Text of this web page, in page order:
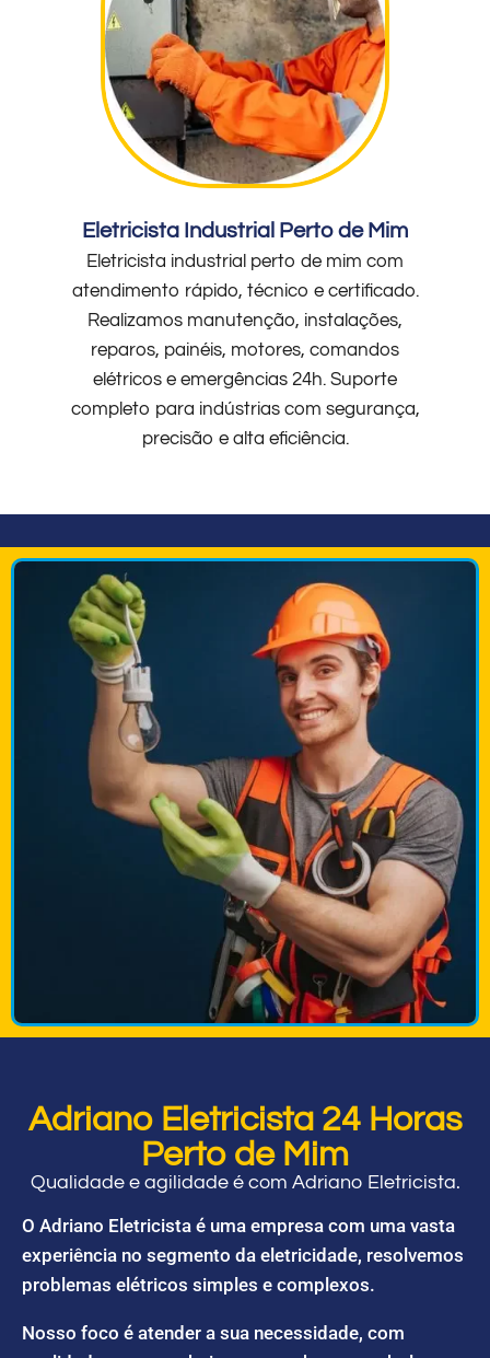
Eletricista Industrial Perto de Mim
Eletricista industrial perto de mim com
atendimento rápido, técnico e certificado.
Realizamos manutenção, instalações,
reparos, painéis, motores, comandos
elétricos e emergências 24h. Suporte
completo para indústrias com segurança,
precisão e alta eficiência.
Adriano Eletricista 24 Horas
Perto de Mim
Qualidade e agilidade é com Adriano Eletricista.
O Adriano Eletricista é uma empresa com uma vasta
experiência no segmento da eletricidade, resolvemos
problemas elétricos simples e complexos.
Nosso foco é atender a sua necessidade, com